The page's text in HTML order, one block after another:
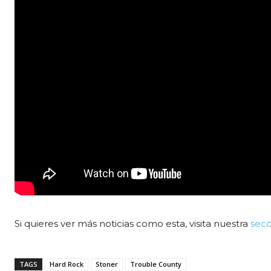
Si quieres ver más noticias como esta, visita nuestra
TAGS Hard Rock Stoner Trouble County